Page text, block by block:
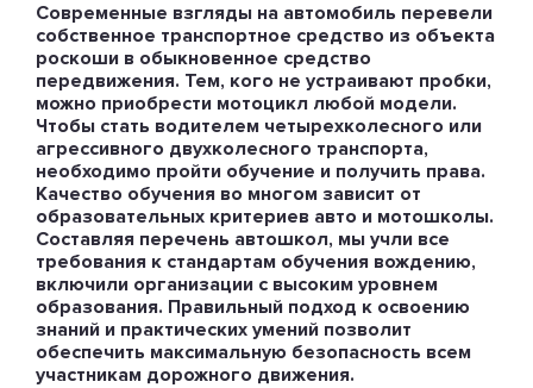
Современные взгляды на автомобиль перевели
собственное транспортное средство из объекта
роскоши в обыкновенное средство
передвижения. Тем, кого не устраивают пробки,
можно приобрести мотоцикл любой модели.
Чтобы стать водителем четырехколесного или
агрессивного двухколесного транспорта,
необходимо пройти обучение и получить права.
Качество обучения во многом зависит от
образовательных критериев авто и мотошколы.
Составляя перечень автошкол, мы учли все
требования к стандартам обучения вождению,
включили организации с высоким уровнем
образования. Правильный подход к освоению
знаний и практических умений позволит
обеспечить максимальную безопасность всем
участникам дорожного движения.